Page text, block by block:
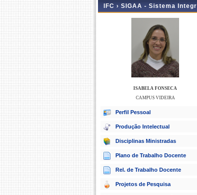
IFC › SIGAA - Sistema
ISABELA FONSECA
CAMPUS VIDEIRA
Perfil Pessoal
Produção Intelectual
Disciplinas Ministradas
Plano de Trabalho Docente
Rel. de Trabalho Docente
Projetos de Pesquisa